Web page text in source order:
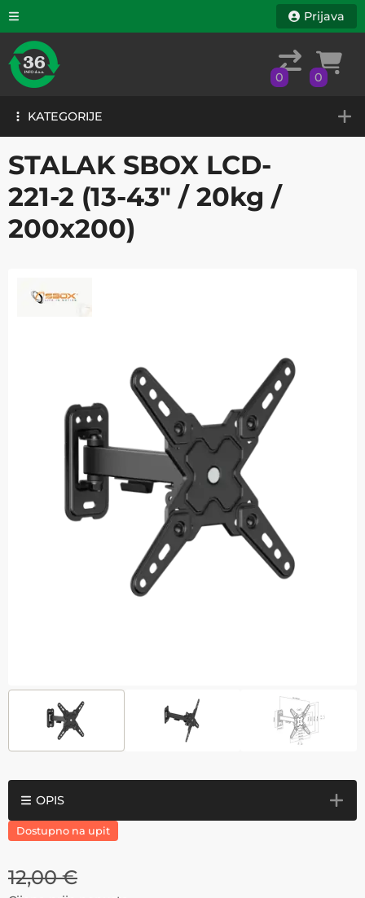
KATEGORIJE
Prijava
0 0
KATEGORIJE
STALAK SBOX LCD-
221-2 (13-43" / 20kg /
200x200)
OPIS
Dostupno na upit
12,00 €